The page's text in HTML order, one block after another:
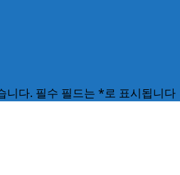
니다. 필수 필드는 *로 표시됩니다